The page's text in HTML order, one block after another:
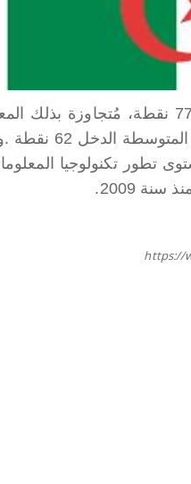
الدخل 62 نقطة .
تطور تكنولوجيا
2009.
https://